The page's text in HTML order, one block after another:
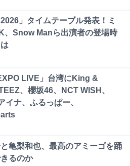
2026」タイムテーブル発表！ミ
、Snow Manら出演者の登場時
LIVE」台湾にKing &
、櫻坂46、NCT WISH、
イナ、ふるっぱー、
亀梨和也、最高のアミーゴを踊
るのか